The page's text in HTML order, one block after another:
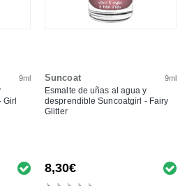
9ml
Girl
Suncoat 9ml
Esmalte de uñas al agua y
desprendible Suncoatgirl - Fairy
Glitter
8,30€